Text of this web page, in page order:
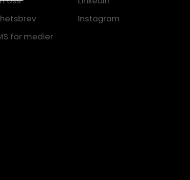
för medier
Instagram